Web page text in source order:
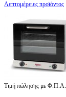
Λεπτομέρειες προϊόντος
Τιμή πώλησης με Φ.Π.Α: